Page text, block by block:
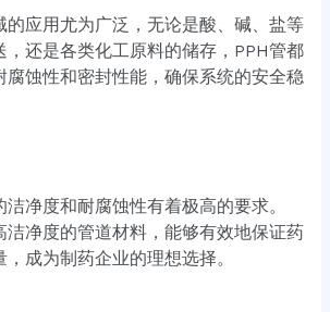
的应用尤为广泛，无论是酸、碱、盐等
，还是各类化工原料的储存，PPH管都
腐蚀性和密封性能，确保系统的安全稳
净度和耐腐蚀性有着极高的要求。
洁净度的管道材料，能够有效地保证药
成为制药企业的理想选择。